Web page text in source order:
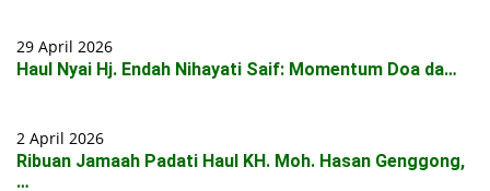
29 April 2026
Haul Nyai Hj. Endah Nihayati Saif: Momentum Doa da…
2 April 2026
Ribuan Jamaah Padati Haul KH. Moh. Hasan Genggong,
…